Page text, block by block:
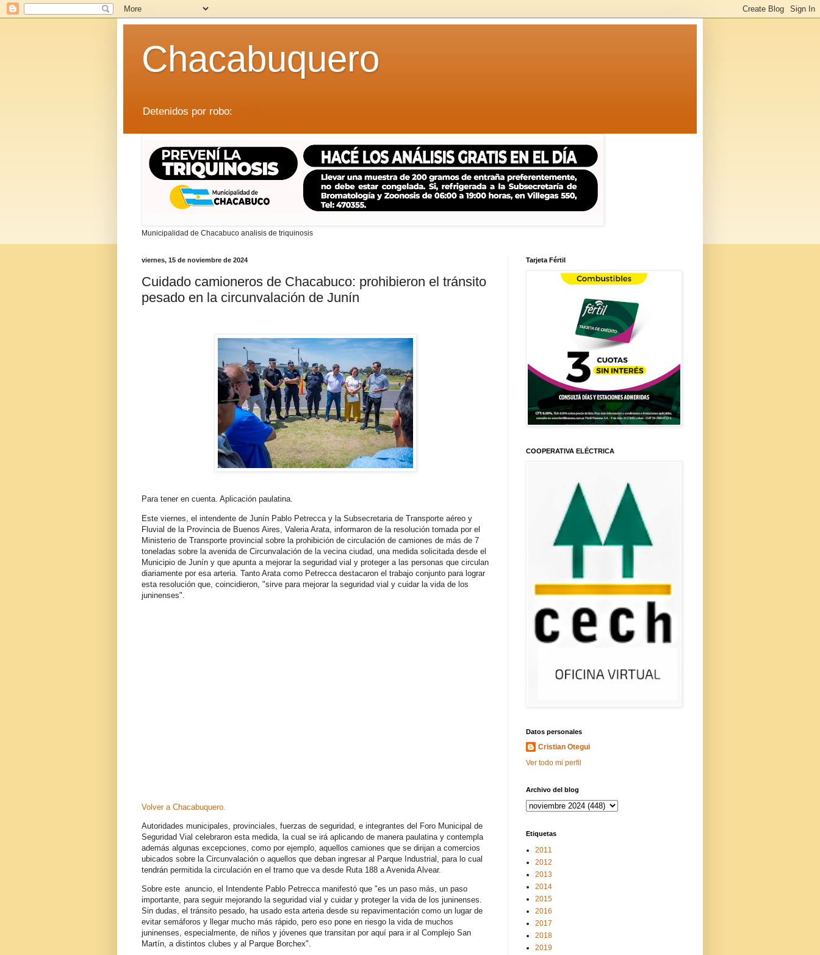
Chacabuquero
Detenidos por robo:
Municipalidad de Chacabuco analisis de triquinosis
viernes, 15 de noviembre de 2024
Cuidado camioneros de Chacabuco: prohibieron el tránsito
pesado en la circunvalación de Junín
Para tener en cuenta. Aplicación paulatina.
Este viernes, el intendente de Junín Pablo Petrecca y la Subsecretaria de Transporte aéreo y
Fluvial de la Provincia de Buenos Aires, Valeria Arata, informaron de la resolución tomada por el
Ministerio de Transporte provincial sobre la prohibición de circulación de camiones de más de 7
toneladas sobre la avenida de Circunvalación de la vecina ciudad, una medida solicitada desde el
Municipio de Junín y que apunta a mejorar la seguridad vial y proteger a las personas que circulan
diariamente por esa arteria. Tanto Arata como Petrecca destacaron el trabajo conjunto para lograr
esta resolución que, coincidieron, "sirve para mejorar la seguridad vial y cuidar la vida de los
juninenses".
Volver a Chacabuquero.
Autoridades municipales, provinciales, fuerzas de seguridad, e integrantes del Foro Municipal de
Seguridad Vial celebraron esta medida, la cual se irá aplicando de manera paulatina y contempla
además algunas excepciones, como por ejemplo, aquellos camiones que se dirijan a comercios
ubicados sobre la Circunvalación o aquellos que deban ingresar al Parque Industrial, para lo cual
tendrán permitida la circulación en el tramo que va desde Ruta 188 a Avenida Alvear.
Sobre este anuncio, el Intendente Pablo Petrecca manifestó que "es un paso más, un paso
importante, para seguir mejorando la seguridad vial y cuidar y proteger la vida de los juninenses.
Sin dudas, el tránsito pesado, ha usado esta arteria desde su repavimentación como un lugar de
evitar semáforos y llegar mucho más rápido, pero eso pone en riesgo la vida de muchos
juninenses, especialmente, de niños y jóvenes que transitan por aquí para ir al Complejo San
Martín, a distintos clubes y al Parque Borchex".
Tarjeta Fértil
COOPERATIVA ELÉCTRICA
Datos personales
Cristian Otegui
Ver todo mi perfil
Archivo del blog
Etiquetas
2011
2012
2013
2014
2015
2016
2017
2018
2019